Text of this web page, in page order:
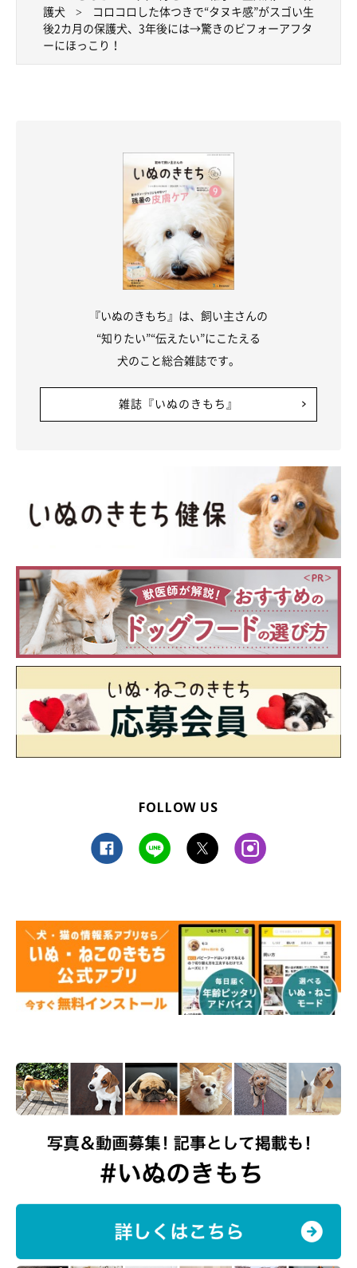
ロちゃんの成長を感じるといい、嬉しく思うそうです。
甘えん坊なチャロちゃんの周りに、みんなが
集まる
ん。そんなチャロちゃんの周りには家族みんなが集まるといい、
飼い主さんは「それぞれの部屋にこもりがちだった兄弟も、チャ
ロの甘える姿に惹きつけられ、自然とリビングに集まりみんなで
過ごす時間が増えました」
と話します。
飼い主さん：
も、チャロは怒ったりしないで手加減して遊んでいました。ピー
助が亡くなったときには、体をなめて心配する様子を見せるな
ど、家族への思いやりが強くて優しいコだなと思います」
護犬
コロコロした体つきで“タヌキ感”がスゴい生
後2カ月の保護犬、3年後には→驚きのビフォーアフタ
ーにほっこり！
『いぬのきもち』は、飼い主さんの
“知りたい”“伝えたい”にこたえる
犬のこと総合雑誌です。
雑誌『いぬのきもち』
FOLLOW US